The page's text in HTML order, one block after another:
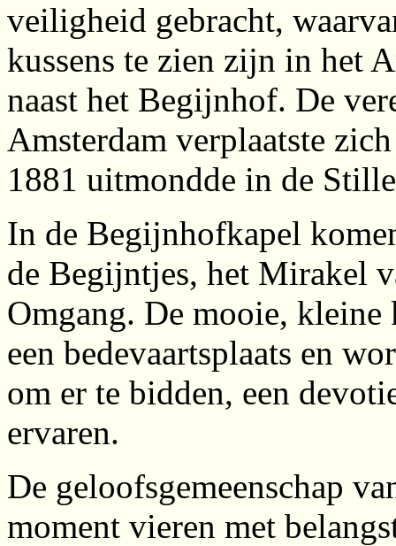
veiligheid gebracht,
kussens te zien zijn in het
naast het Begijnhof. De
Amsterdam verplaatste
1881 uitmondde in de
In de Begijnhofkapel
de Begijntjes, het Mirakel
Omgang. De mooie, kleine
een bedevaartsplaats en
om er te bidden, een
ervaren.
De geloofsgemeenschap
moment vieren met